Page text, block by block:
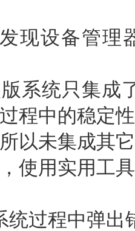
现设备管理
统只集成
程中的稳定
以未集成其
使用实用工
统过程中弹出